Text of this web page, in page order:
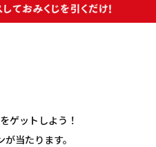
ゲットしよう！
当たります。